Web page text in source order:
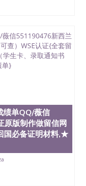
文凭QQ微信
551190476国外
文凭办理QQ微
信551190476 国
凭在中国有用吗
QQ微信
QQ微信
信551190476办
国外大学有毕业
价格QQ微信
办理国外
国外可查文凭
信吗QQ微信
微信551190476
绩单QQ/薇信
版制作做留信网
国必备证明材料,★